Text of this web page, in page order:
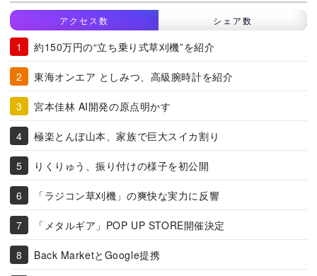
アクセス数 シェア数
約150万円の“立ち乗り式草刈機”を紹介
東海オンエア としみつ、高級腕時計を紹介
宮本佳林 AI開発の原点明かす
極楽とんぼ山本、家族で巨大スイカ割り
りくりゅう、振り付けの様子を初公開
「ラジコン草刈機」の爽快な実力に反響
「メタルギア」POP UP STORE開催決定
Back MarketとGoogle提携